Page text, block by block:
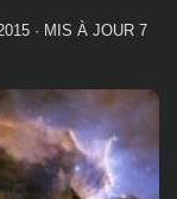
· MIS À JOUR 7